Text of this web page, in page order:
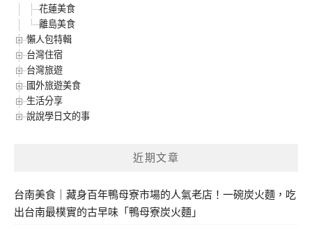
花蓮美食
離島美食
懶人包特輯
台灣住宿
台灣旅遊
國外旅遊美食
生活分享
說說學日文的事
近期文章
台南美食｜藏身百年鴨母寮市場的人氣老店！一碗炭火麵，吃
出台南最樸實的古早味「鴨母寮炭火麵」